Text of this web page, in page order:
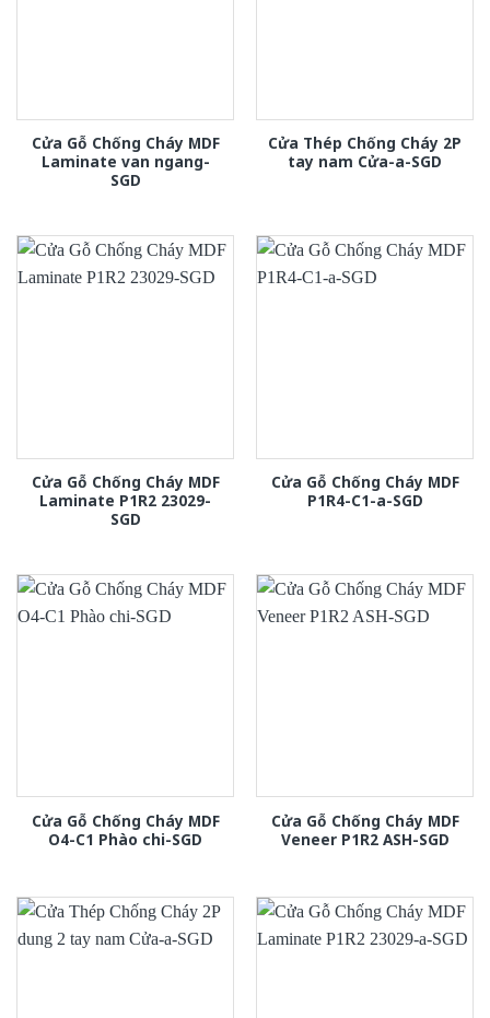
Cửa Gỗ Chống Cháy MDF
Laminate van ngang-
SGD
Cửa Thép Chống Cháy 2P
tay nam Cửa-a-SGD
Cửa Gỗ Chống Cháy MDF
Laminate P1R2 23029-
SGD
Cửa Gỗ Chống Cháy MDF
P1R4-C1-a-SGD
Cửa Gỗ Chống Cháy MDF
O4-C1 Phào chi-SGD
Cửa Gỗ Chống Cháy MDF
Veneer P1R2 ASH-SGD